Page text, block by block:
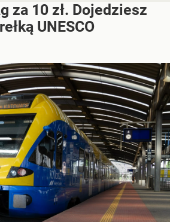
za 10 zł. Dojedziesz
UNESCO